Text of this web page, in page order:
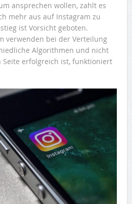
ansprechen wollen, zahlt es
mehr aus auf Instagram zu
ist Vorsicht geboten.
verwenden bei der Verteilung
Algorithmen und nicht
Seite erfolgreich ist, funktioniert